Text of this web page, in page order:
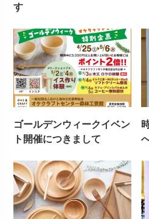
す
ゴールデンウィークイベン
ト開催につきまして